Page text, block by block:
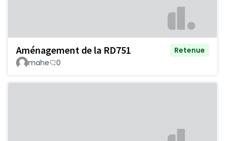
Aménagement de la RD751
Retenue
mahe
0